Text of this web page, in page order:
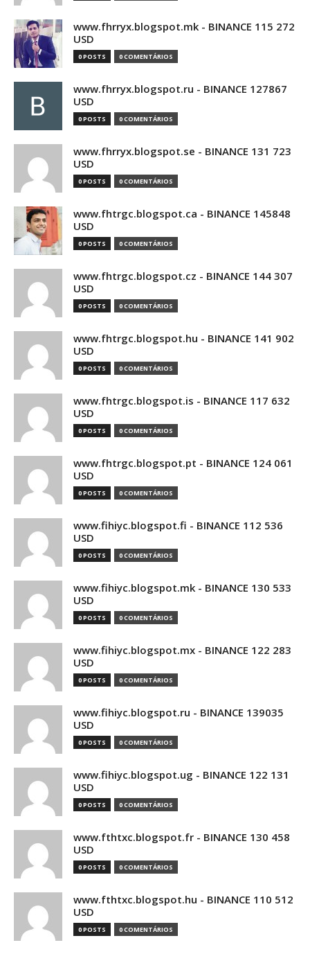
www.fhrryx.blogspot.mk - BINANCE 115 272
USD
0 POSTS 0 COMENTÁRIOS
www.fhrryx.blogspot.ru - BINANCE 127867
USD
0 POSTS 0 COMENTÁRIOS
www.fhrryx.blogspot.se - BINANCE 131 723
USD
0 POSTS 0 COMENTÁRIOS
www.fhtrgc.blogspot.ca - BINANCE 145848
USD
0 POSTS 0 COMENTÁRIOS
www.fhtrgc.blogspot.cz - BINANCE 144 307
USD
0 POSTS 0 COMENTÁRIOS
www.fhtrgc.blogspot.hu - BINANCE 141 902
USD
0 POSTS 0 COMENTÁRIOS
www.fhtrgc.blogspot.is - BINANCE 117 632
USD
0 POSTS 0 COMENTÁRIOS
www.fhtrgc.blogspot.pt - BINANCE 124 061
USD
0 POSTS 0 COMENTÁRIOS
www.fihiyc.blogspot.fi - BINANCE 112 536
USD
0 POSTS 0 COMENTÁRIOS
www.fihiyc.blogspot.mk - BINANCE 130 533
USD
0 POSTS 0 COMENTÁRIOS
www.fihiyc.blogspot.mx - BINANCE 122 283
USD
0 POSTS 0 COMENTÁRIOS
www.fihiyc.blogspot.ru - BINANCE 139035
USD
0 POSTS 0 COMENTÁRIOS
www.fihiyc.blogspot.ug - BINANCE 122 131
USD
0 POSTS 0 COMENTÁRIOS
www.fthtxc.blogspot.fr - BINANCE 130 458
USD
0 POSTS 0 COMENTÁRIOS
www.fthtxc.blogspot.hu - BINANCE 110 512
USD
0 POSTS 0 COMENTÁRIOS